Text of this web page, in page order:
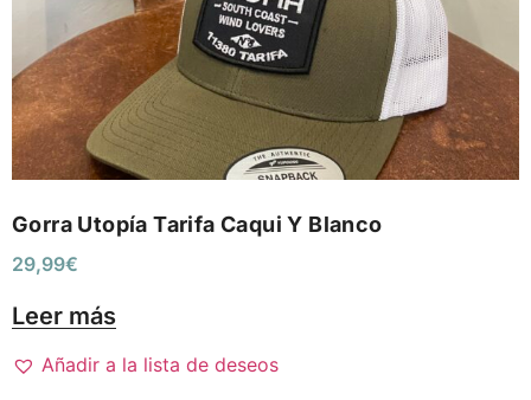
Gorra Utopía Tarifa Caqui Y Blanco
29,99€
Leer más
Añadir a la lista de deseos